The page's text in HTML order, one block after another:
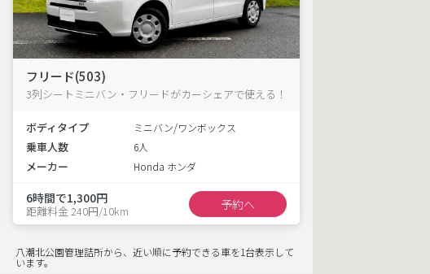
フリード(503)
3列シートミニバン・フリードがカーシェアで使える！
ボディタイプ ミニバン/ワンボックス
乗車人数 6人
メーカー Honda ホンダ
6時間で1,300円
距離料金 240円/10km 予約へ
八潮北公園管理詰所から、近い順に予約できる車を1台表示して
います。